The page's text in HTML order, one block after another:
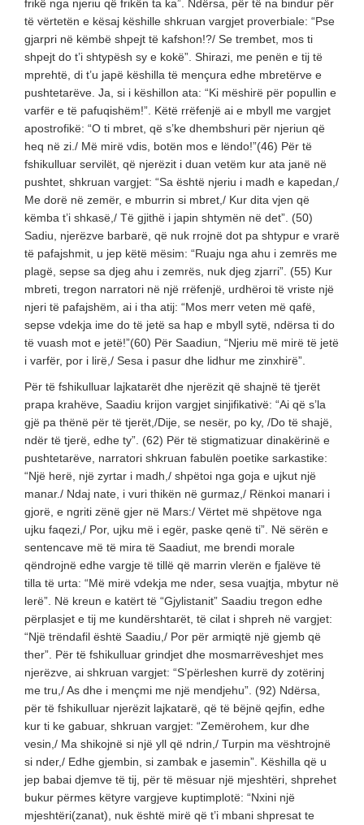
frikë nga njeriu që frikën ta ka”. Ndërsa, për të na bindur për
të vërtetën e kësaj këshille shkruan vargjet proverbiale: “Pse
gjarpri në këmbë shpejt të kafshon!?/ Se trembet, mos ti
shpejt do t’i shtypësh sy e kokë”. Shirazi, me penën e tij të
mprehtë, di t’u japë këshilla të mençura edhe mbretërve e
pushtetarëve. Ja, si i këshillon ata: “Ki mëshirë për popullin e
varfër e të pafuqishëm!”. Këtë rrëfenjë ai e mbyll me vargjet
apostrofikë: “O ti mbret, që s’ke dhembshuri për njeriun që
heq në zi./ Më mirë vdis, botën mos e lëndo!”(46) Për të
fshikulluar servilët, që njerëzit i duan vetëm kur ata janë në
pushtet, shkruan vargjet: “Sa është njeriu i madh e kapedan,/
Me dorë në zemër, e mburrin si mbret,/ Kur dita vjen që
këmba t’i shkasë,/ Të gjithë i japin shtymën në det”. (50)
Sadiu, njerëzve barbarë, që nuk rrojnë dot pa shtypur e vrarë
të pafajshmit, u jep këtë mësim: “Ruaju nga ahu i zemrës me
plagë, sepse sa djeg ahu i zemrës, nuk djeg zjarri”. (55) Kur
mbreti, tregon narratori në një rrëfenjë, urdhëroi të vriste një
njeri të pafajshëm, ai i tha atij: “Mos merr veten më qafë,
sepse vdekja ime do të jetë sa hap e mbyll sytë, ndërsa ti do
të vuash mot e jetë!”(60) Për Saadiun, “Njeriu më mirë të jetë
i varfër, por i lirë,/ Sesa i pasur dhe lidhur me zinxhirë”.
Për të fshikulluar lajkatarët dhe njerëzit që shajnë të tjerët
prapa krahëve, Saadiu krijon vargjet sinjifikativë: “Ai që s’la
gjë pa thënë për të tjerët,/Dije, se nesër, po ky, /Do të shajë,
ndër të tjerë, edhe ty”. (62) Për të stigmatizuar dinakërinë e
pushtetarëve, narratori shkruan fabulën poetike sarkastike:
“Një herë, një zyrtar i madh,/ shpëtoi nga goja e ujkut një
manar./ Ndaj nate, i vuri thikën në gurmaz,/ Rënkoi manari i
gjorë, e ngriti zënë gjer në Mars:/ Vërtet më shpëtove nga
ujku faqezi,/ Por, ujku më i egër, paske qenë ti”. Në sërën e
sentencave më të mira të Saadiut, me brendi morale
qëndrojnë edhe vargje të tillë që marrin vlerën e fjalëve të
tilla të urta: “Më mirë vdekja me nder, sesa vuajtja, mbytur në
lerë”. Në kreun e katërt të “Gjylistanit” Saadiu tregon edhe
përplasjet e tij me kundërshtarët, të cilat i shpreh në vargjet:
“Një trëndafil është Saadiu,/ Por për armiqtë një gjemb që
ther”. Për të fshikulluar grindjet dhe mosmarrëveshjet mes
njerëzve, ai shkruan vargjet: “S’përleshen kurrë dy zotërinj
me tru,/ As dhe i mençmi me një mendjehu”. (92) Ndërsa,
për të fshikulluar njerëzit lajkatarë, që të bëjnë qejfin, edhe
kur ti ke gabuar, shkruan vargjet: “Zemërohem, kur dhe
vesin,/ Ma shikojnë si një yll që ndrin,/ Turpin ma vështrojnë
si nder,/ Edhe gjembin, si zambak e jasemin”. Këshilla që u
jep babai djemve të tij, për të mësuar një mjeshtëri, shprehet
bukur përmes këtyre vargjeve kuptimplotë: “Nxini një
mjeshtëri(zanat), nuk është mirë që t’i mbani shpresat te